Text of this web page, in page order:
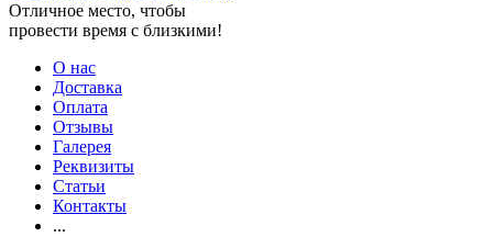
Отличное место, чтобы
провести время с близкими!
О нас
Доставка
Оплата
Отзывы
Галерея
Реквизиты
Статьи
Контакты
...